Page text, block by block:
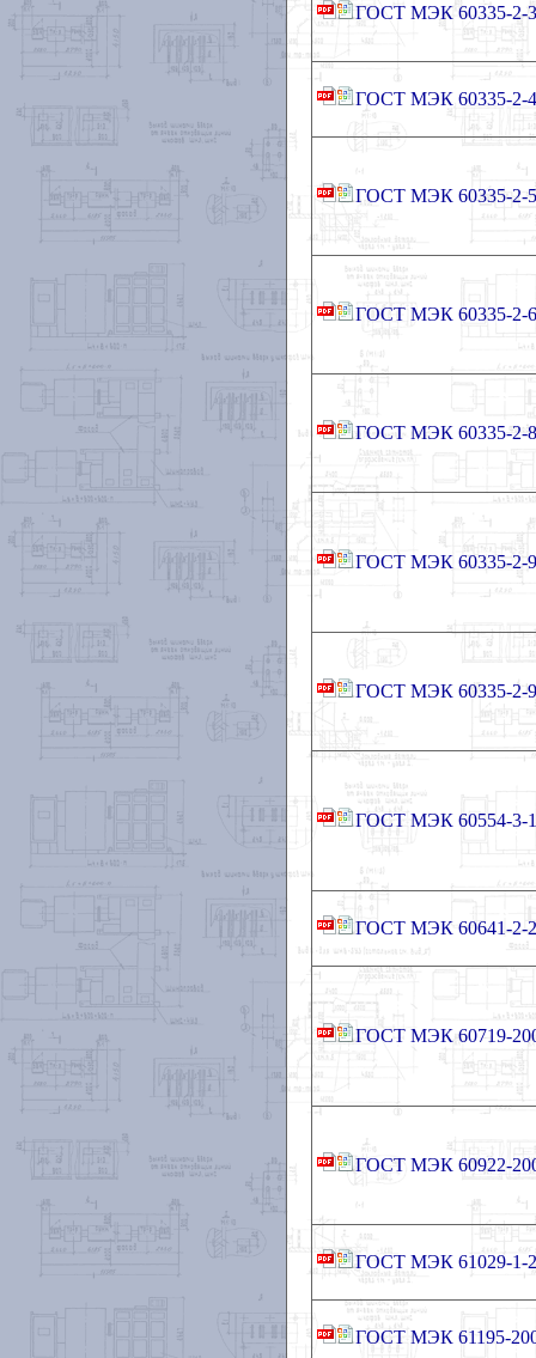
ГОСТ МЭК 60335-2-
ГОСТ МЭК 60335-2-
ГОСТ МЭК 60335-2-
ГОСТ МЭК 60335-2-
ГОСТ МЭК 60335-2-
ГОСТ МЭК 60335-2-
ГОСТ МЭК 60335-2-
ГОСТ МЭК 60554-3-
ГОСТ МЭК 60641-2-
ГОСТ МЭК 60719-
ГОСТ МЭК 60922-
ГОСТ МЭК 61029-1-
ГОСТ МЭК 61195-